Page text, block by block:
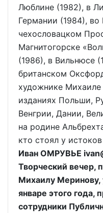
Люблине (1982), в
Германии (1984), во
чехословацком
Магнитогорске
(1986), в Вильнюсе
британском
художнике
изданиях Польши,
Венгрии, Дании,
на родине
кто стоял у
Иван ОМРУВЬЕ
Творческий вечер,
Михаилу
январе этого года,
сотрудники